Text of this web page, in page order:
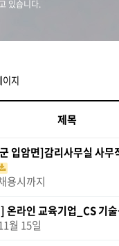
있습니다.
지
제목
입암면]감리사무실 사무
용시까지
온라인 교육기업_CS 기
월 15일